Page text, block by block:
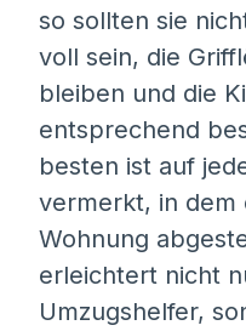
so sollten sie
voll sein, die
bleiben und die
entsprechend
besten ist auf
vermerkt, in dem
Wohnung
erleichtert nicht
Umzugshelfer,